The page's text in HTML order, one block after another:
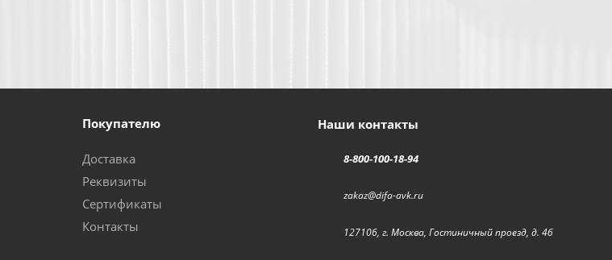
Покупателю
Доставка
Реквизиты
Сертификаты
Контакты
Наши контакты
8-800-100-18-94
zakaz@difa-avk.ru
127106, г. Москва, Гостиничный проезд, д. 4б